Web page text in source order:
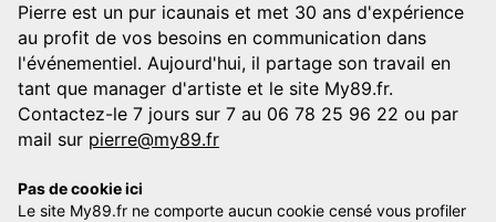
Pierre est un pur icaunais et met 30 ans d'expérience
au profit de vos besoins en communication dans
l'événementiel. Aujourd'hui, il partage son travail en
tant que manager d'artiste et le site My89.fr.
Contactez-le 7 jours sur 7 au 06 78 25 96 22 ou par
mail sur pierre@my89.fr
Pas de cookie ici
Le site My89.fr ne comporte aucun cookie censé vous profiler